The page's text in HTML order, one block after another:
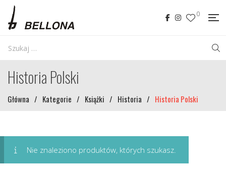
0
Historia Polski
Główna / Kategorie / Książki / Historia / Historia Polski
Nie znaleziono produktów, których szukasz.